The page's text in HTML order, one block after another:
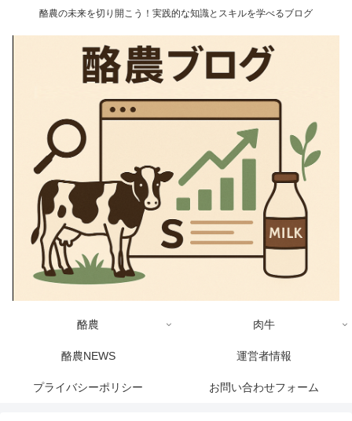
酪農の未来を切り開こう！実践的な知識とスキルを学べるブログ
酪農 肉牛
酪農NEWS 運営者情報
プライバシーポリシー お問い合わせフォーム